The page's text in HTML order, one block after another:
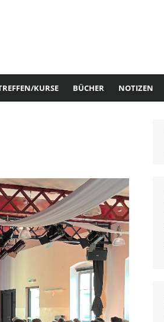
KURSE BÜCHER NOTIZEN